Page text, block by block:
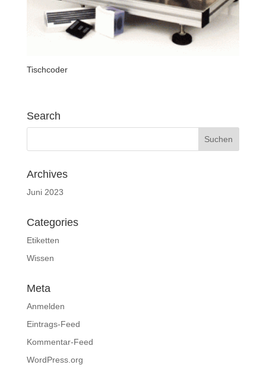
Tischcoder
Search
Archives
Juni 2023
Categories
Etiketten
Wissen
Meta
Anmelden
Eintrags-Feed
Kommentar-Feed
WordPress.org